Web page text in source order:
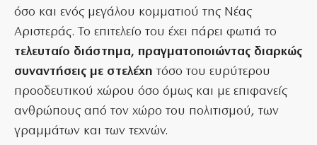
όσο και ενός μεγάλου κομματιού της Νέας
Αριστεράς. Το επιτελείο του έχει πάρει φωτιά το
τελευταίο διάστημα, πραγματοποιώντας διαρκώς
συναντήσεις με στελέχη τόσο του ευρύτερου
προοδευτικού χώρου όσο όμως και με επιφανείς
ανθρώπους από τον χώρο του πολιτισμού, των
γραμμάτων και των τεχνών.